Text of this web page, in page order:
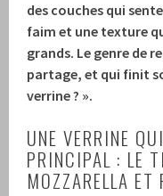
des couches qui
faim et une texture
grands. Le genre de
partage, et qui finit
verrine ? ».
UNE VERRINE
PRINCIPAL : LE
MOZZARELLA ET